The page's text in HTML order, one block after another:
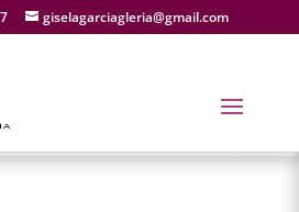
giselagarciagleria@gmail.com